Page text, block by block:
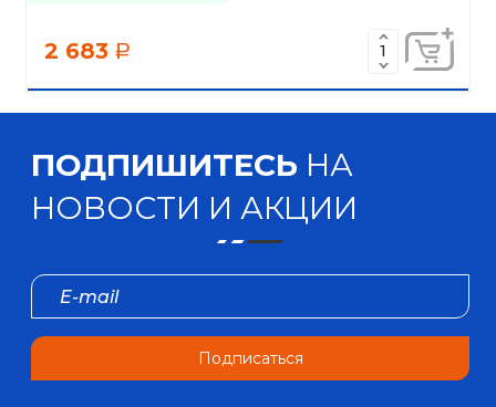
2 683 a
ПОДПИШИТЕСЬ НА
НОВОСТИ И АКЦИИ
Подписаться